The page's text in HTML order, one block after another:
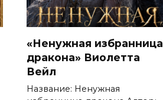
«Ненужная избранница
дракона» Виолетта
Вейл
Название: Ненужная